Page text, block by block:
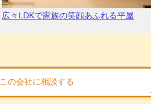
広々LDKで家族の笑顔あふれる平屋
この会社に相談する